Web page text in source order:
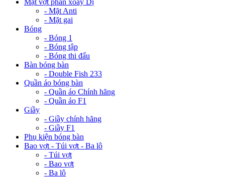
Mặt vợt phản xoáy Dị
- Mặt Anti
- Mặt gai
Bóng
- Bóng 1
- Bóng tập
- Bóng thi đấu
Bàn bóng bàn
- Double Fish 233
Quần áo bóng bàn
- Quần áo Chính hãng
- Quần áo F1
Giầy
- Giầy chính hãng
- Giầy F1
Phụ kiện bóng bàn
Bao vợt - Túi vợt - Ba lô
- Túi vợt
- Bao vợt
- Ba lô